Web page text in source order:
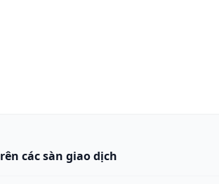
các sàn giao dịch